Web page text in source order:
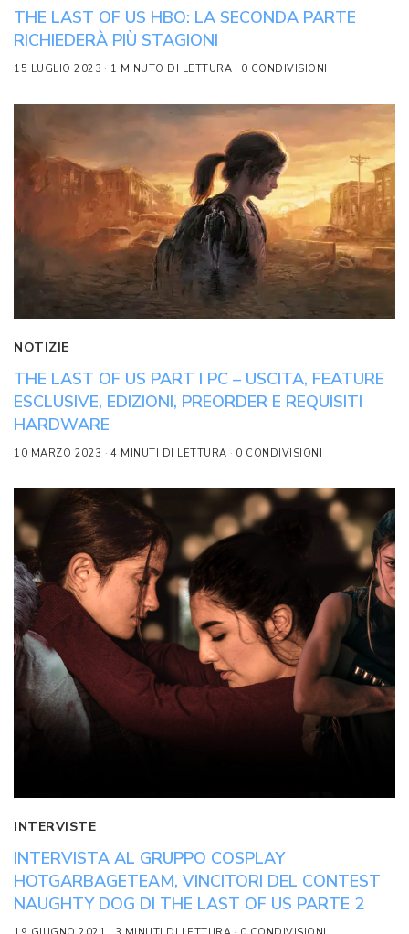
THE LAST OF US HBO: LA SECONDA PARTE
RICHIEDERÀ PIÙ STAGIONI
15 LUGLIO 2023 1 MINUTO DI LETTURA 0 CONDIVISIONI
NOTIZIE
THE LAST OF US PART I PC – USCITA, FEATURE
ESCLUSIVE, EDIZIONI, PREORDER E REQUISITI
HARDWARE
10 MARZO 2023 4 MINUTI DI LETTURA 0 CONDIVISIONI
INTERVISTE
INTERVISTA AL GRUPPO COSPLAY
HOTGARBAGETEAM, VINCITORI DEL CONTEST
NAUGHTY DOG DI THE LAST OF US PARTE 2